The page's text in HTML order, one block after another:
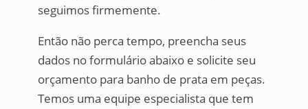
seguimos firmemente.
Então não perca tempo, preencha seus
dados no formulário abaixo e solicite seu
orçamento para banho de prata em peças.
Temos uma equipe especialista que tem